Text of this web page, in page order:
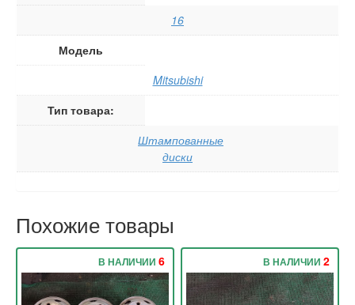
16
Модель
Mitsubishi
Тип товара:
Штампованные
диски
Похожие товары
В НАЛИЧИИ 6 В НАЛИЧИИ 2